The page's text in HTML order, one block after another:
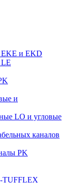
EKE и EKD
LE
и
LO и угловые
каналов
PK
TUFFLEX